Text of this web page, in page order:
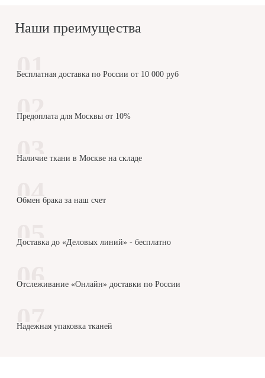
Наши преимущества
Бесплатная доставка по России от 10 000 руб
Предоплата для Москвы от 10%
Наличие ткани в Москве на складе
Обмен брака за наш счет
Доставка до «Деловых линий» - бесплатно
Отслеживание «Онлайн» доставки по России
Надежная упаковка тканей